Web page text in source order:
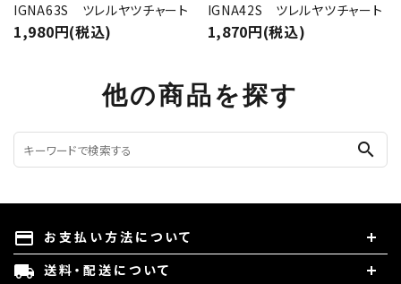
IGNA63S ツレルヤツチャート
1,980円(税込)
IGNA42S ツレルヤツチャート
1,870円(税込)
他の商品を探す
search
payment お支払い方法について
local_shipping 送料・配送について